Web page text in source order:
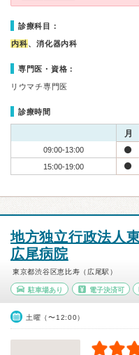
診療科目：
内科、消化器内科
専門医・資格：
リウマチ専門医
診療時間
月
09:00-13:00
15:00-19:00
地方独立行政法人
広尾病院
東京都渋谷区恵比寿（広尾駅）
駐車場あり 電子決済可
土曜（〜12:00）